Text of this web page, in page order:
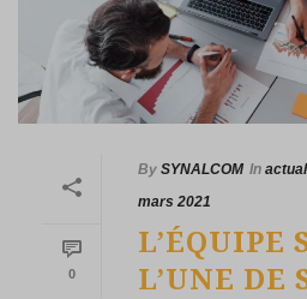
0
By SYNALCOM In
mars 2021
L’ÉQUIPE
L’UNE DE